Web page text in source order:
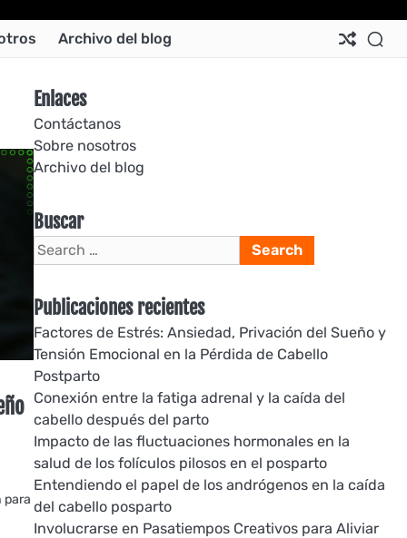
Archivo del blog
para
Enlaces
Contáctanos
Sobre nosotros
Archivo del blog
Buscar
Search
for:
Publicaciones recientes
Factores de Estrés: Ansiedad, Privación del Sueño y
Tensión Emocional en la Pérdida de Cabello
Postparto
Conexión entre la fatiga adrenal y la caída del
cabello después del parto
Impacto de las fluctuaciones hormonales en la
salud de los folículos pilosos en el posparto
Entendiendo el papel de los andrógenos en la caída
del cabello posparto
Involucrarse en Pasatiempos Creativos para Aliviar